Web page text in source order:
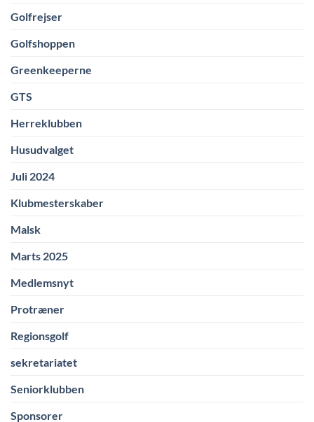
Golfrejser
Golfshoppen
Greenkeeperne
GTS
Herreklubben
Husudvalget
Juli 2024
Klubmesterskaber
Malsk
Marts 2025
Medlemsnyt
Protræner
Regionsgolf
sekretariatet
Seniorklubben
Sponsorer